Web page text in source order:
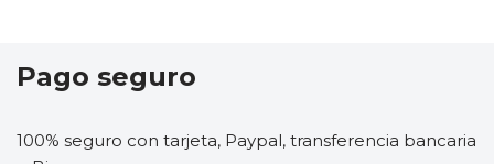
Pago seguro
100% seguro con tarjeta, Paypal, transferencia bancaria